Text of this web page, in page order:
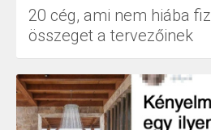
20 cég, ami nem hiába
összeget a tervezőinek